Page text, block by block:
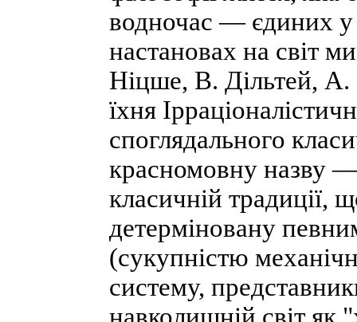
водночас — єдиних у
настановах на світ
Ніцше, В. Дільтей,
їхня
споглядального
красномовну назву
класичній традиції,
детерміновану
(сукупністю
систему,